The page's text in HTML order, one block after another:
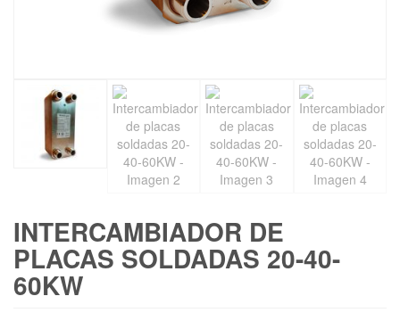
INTERCAMBIADOR DE
PLACAS SOLDADAS 20-40-
60KW